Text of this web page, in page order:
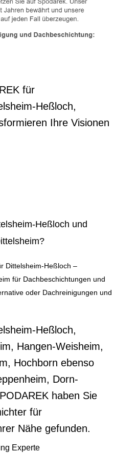
für
Heßloch,
Ihre Visionen
Heßloch und
Dittelsheim-Heßloch –
für Dachbeschichtungen und
oder Dachreinigungen und
Heßloch,
Hangen-Weisheim,
Hochborn ebenso
Dorn-
haben Sie
für
Nähe gefunden.
Experte